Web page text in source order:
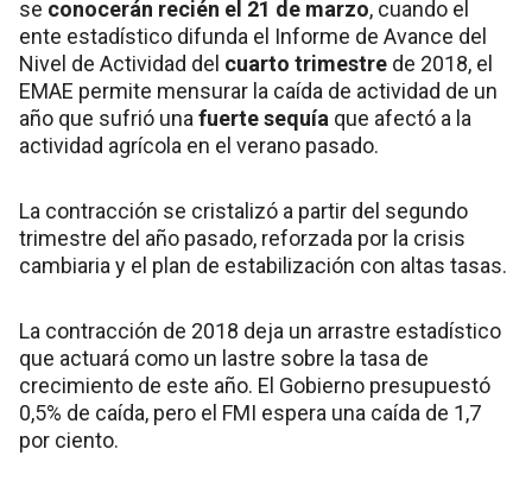
se conocerán recién el 21 de marzo, cuando el
ente estadístico difunda el Informe de Avance del
Nivel de Actividad del cuarto trimestre de 2018, el
EMAE permite mensurar la caída de actividad de un
año que sufrió unafuerte sequía que afectó a la
actividad agrícola en el verano pasado.
La contracción se cristalizó a partir del segundo
trimestre del año pasado, reforzada por la crisis
cambiaria y el plan de estabilización con altas tasas.
La contracción de 2018 deja un arrastre estadístico
que actuará como un lastre sobre la tasa de
crecimiento de este año. El Gobierno presupuestó
0,5% de caída, pero el FMI espera una caída de 1,7
por ciento.